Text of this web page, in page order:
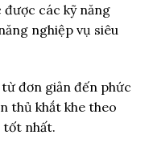
được các kỹ năng
nghiệp vụ siêu
đơn giản đến phức
thủ khắt khe theo
tốt nhất.